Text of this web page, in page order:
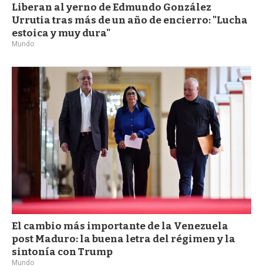
Liberan al yerno de Edmundo González
Urrutia tras más de un año de encierro: "Lucha
estoica y muy dura"
Mundo
El cambio más importante de la Venezuela
post Maduro: la buena letra del régimen y la
sintonía con Trump
Mundo